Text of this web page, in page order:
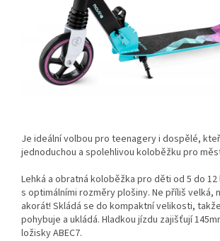
Je ideální volbou pro teenagery i dospělé,
jednoduchou a spolehlivou koloběžku pro
Lehká a obratná koloběžka pro děti od 5 do 12
s optimálními rozměry plošiny. Ne příliš velká,
akorát! Skládá se do kompaktní velikosti,
pohybuje a ukládá. Hladkou jízdu zajišťují
ložisky ABEC7.